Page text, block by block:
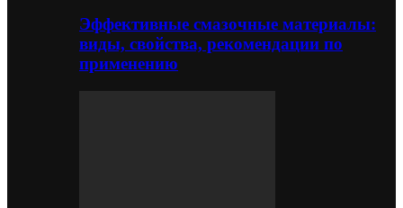
Эффективные смазочные материалы:
виды, свойства, рекомендации по
применению